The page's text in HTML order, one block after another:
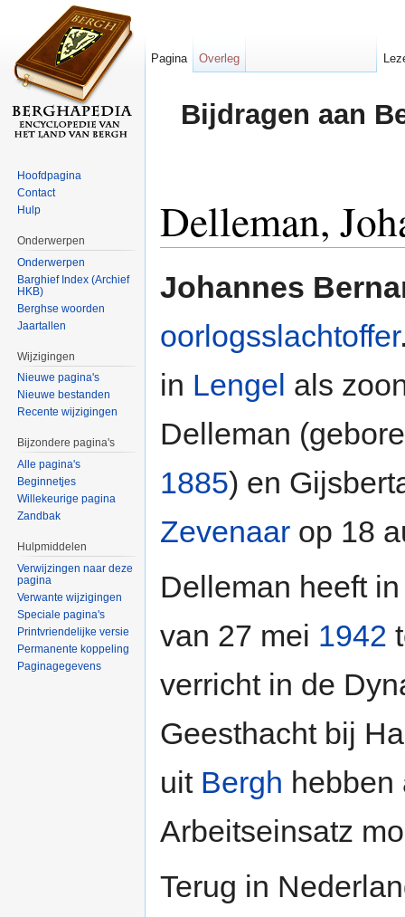
Bijdragen aan
Delleman,
Johannes
oorlogsslachtoffer
in Lengel als
Delleman
1885) en
Zevenaar op 18
Delleman heeft
van 27 mei 1942
verricht in de
Geesthacht bij
uit Bergh
Arbeitseinsatz
Terug in
Pagina Overleg
Hoofdpagina
Contact
Hulp
Onderwerpen
Onderwerpen
Barghief Index (Archief
HKB)
Berghse woorden
Jaartallen
Wijzigingen
Nieuwe pagina's
Nieuwe bestanden
Recente wijzigingen
Bijzondere pagina's
Alle pagina's
Beginnetjes
Willekeurige pagina
Zandbak
Hulpmiddelen
Verwijzingen naar deze
pagina
Verwante wijzigingen
Speciale pagina's
Printvriendelijke versie
Permanente koppeling
Paginagegevens